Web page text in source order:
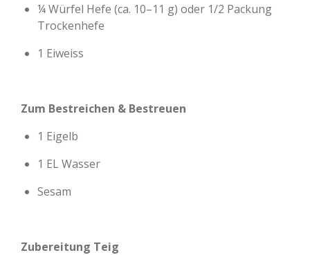
¼ Würfel Hefe (ca. 10–11 g) oder 1/2 Packung
Trockenhefe
1 Eiweiss
Zum Bestreichen & Bestreuen
1 Eigelb
1 EL Wasser
Sesam
Zubereitung Teig